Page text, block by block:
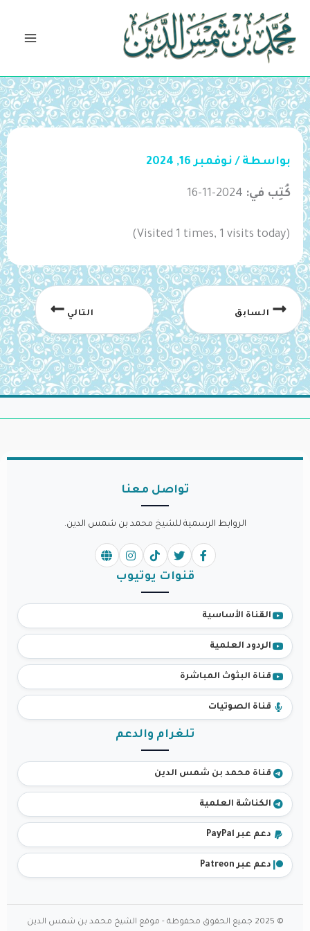
تخطي
المحتوى
بواسطة / نوفمبر 16, 2024
كُتِب في: 2024-11-16
(Visited 1 times, 1 visits today)
السابق التالي
تواصل معنا
الروابط الرسمية للشيخ محمد بن شمس الدين.
قنوات يوتيوب
القناة الأساسية
الردود العلمية
قناة البثوث المباشرة
قناة الصوتيات
تلغرام والدعم
قناة محمد بن شمس الدين
الكناشة العلمية
دعم عبر PayPal
دعم عبر Patreon
© 2025 جميع الحقوق محفوظة - موقع الشيخ محمد بن شمس الدين